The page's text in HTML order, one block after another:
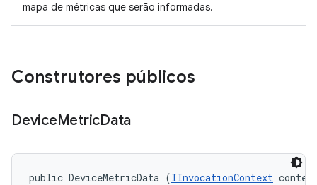
mapa de métricas que serão informadas.
Construtores públicos
DeviceMetricData
public DeviceMetricData (IInvocationContext